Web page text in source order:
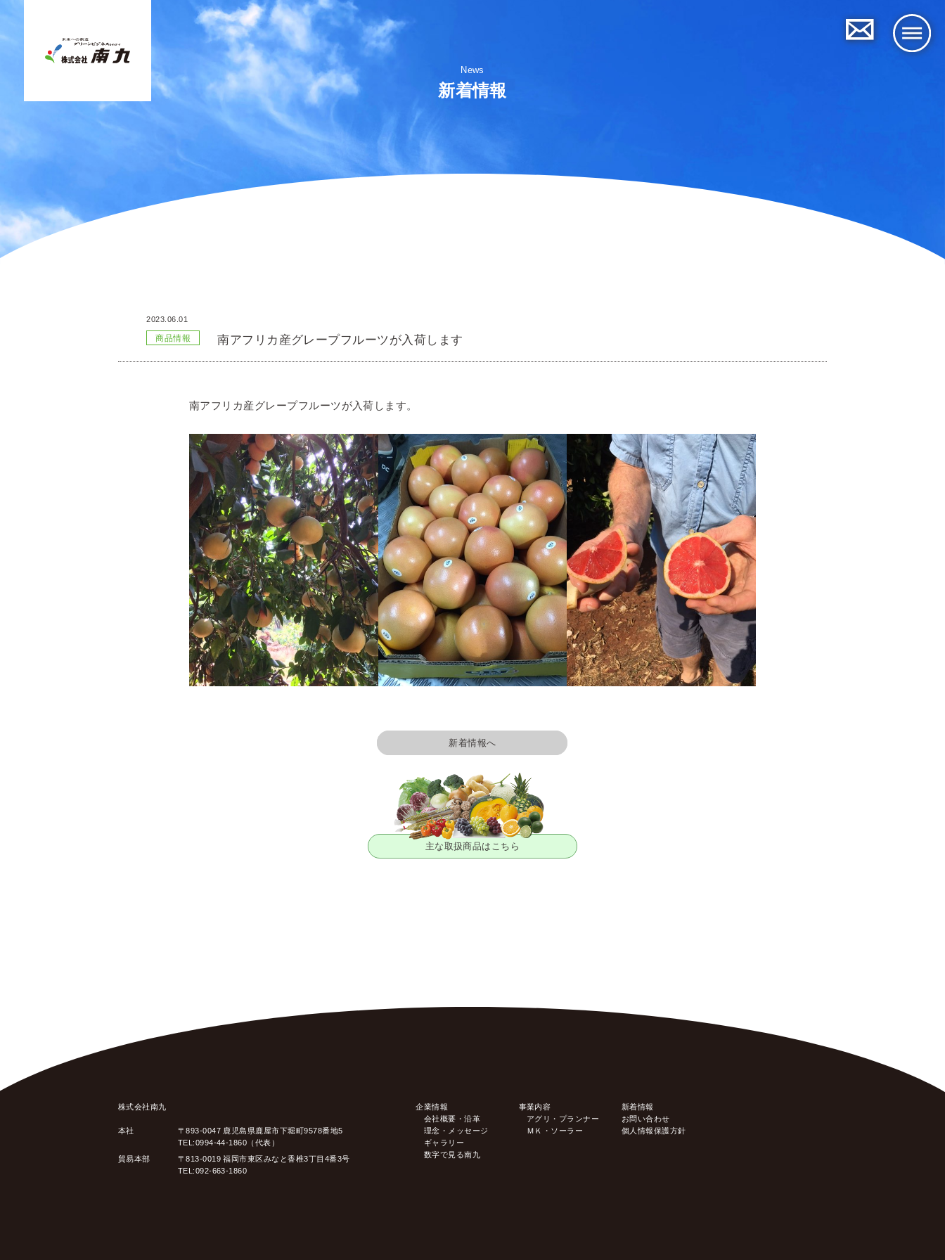
News
新着情報
2023.06.01
商品情報 南アフリカ産グレープフルーツが入荷します
南アフリカ産グレープフルーツが入荷します。
新着情報へ
主な取扱商品はこちら
株式会社南九
本社
〒893-0047 鹿児島県鹿屋市下堀町9578番地5
TEL:0994-44-1860（代表）
貿易本部
〒813-0019 福岡市東区みなと香椎3丁目4番3号
TEL:092-663-1860
企業情報
会社概要・沿革
理念・メッセージ
ギャラリー
数字で見る南九
事業内容
アグリ・プランナー
ＭＫ・ソーラー
新着情報
お問い合わせ
個人情報保護方針